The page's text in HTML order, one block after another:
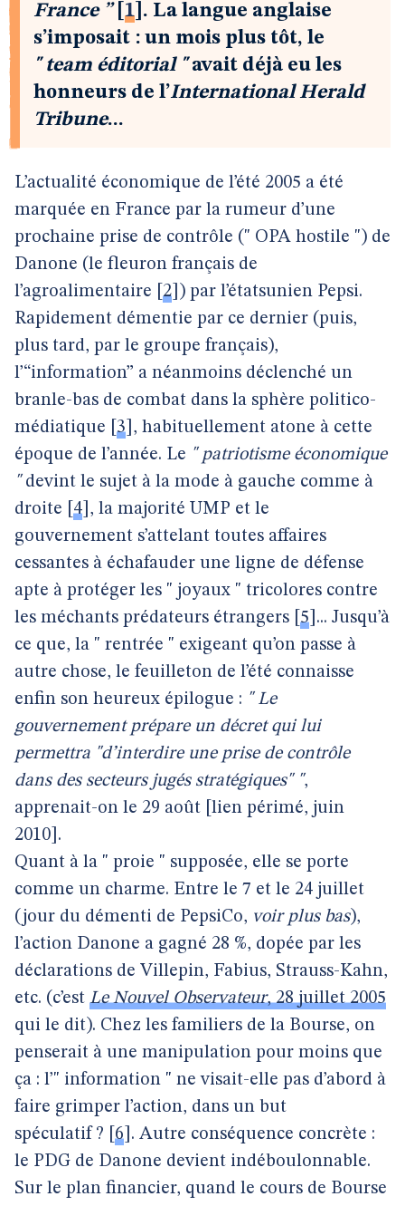
France ”[ 1 . La langue anglaise
s’imposait : un mois plus tôt, le
" team éditorial "avait déjà eu les
honneurs de l’International Herald
Tribune...
L’actualité économique de l’été 2005 a été
marquée en France par la rumeur d’une
prochaine prise de contrôle (" OPA hostile ") de
Danone (le fleuron français de
l’agroalimentaire
2 ) par l’étatsunien Pepsi.
Rapidement démentie par ce dernier (puis,
plus tard, par le groupe français),
l’“information” a néanmoins déclenché un
branle-bas de combat dans la sphère politico-
médiatique
3 , habituellement atone à cette
époque de l’année. Le " patriotisme économique
"devint le sujet à la mode à gauche comme à
droite
4 , la majorité UMP et le
gouvernement s’attelant toutes affaires
cessantes à échafauder une ligne de défense
apte à protéger les " joyaux " tricolores contre
les méchants prédateurs étrangers 5 ... Jusqu’à
ce que, la " rentrée " exigeant qu’on passe à
autre chose, le feuilleton de l’été connaisse
enfin son heureux épilogue : " Le
gouvernement prépare un décret qui lui
permettra "d’interdire une prise de contrôle
dans des secteurs jugés stratégiques" ",
apprenait-on le 29 août [lien périmé, juin
2010].
Quant à la " proie " supposée, elle se porte
comme un charme. Entre le 7 et le 24 juillet
(jour du démenti de PepsiCo, voir plus bas),
l’action Danone a gagné 28 %, dopée par les
déclarations de Villepin, Fabius, Strauss-Kahn,
etc. (c’est Le Nouvel Observateur, 28 juillet 2005
qui le dit). Chez les familiers de la Bourse, on
penserait à une manipulation pour moins que
ça : l’" information " ne visait-elle pas d’abord à
faire grimper l’action, dans un but
spéculatif ?
6 . Autre conséquence concrète :
le PDG de Danone devient indéboulonnable.
Sur le plan financier, quand le cours de Bourse